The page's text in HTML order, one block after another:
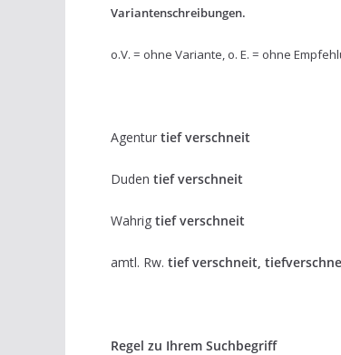
Variantenschreibungen.
o.V. = ohne Variante, o. E. = ohne
Agentur tief verschneit
Duden tief verschneit
Wahrig tief verschneit
amtl. Rw. tief verschneit,
Regel zu Ihrem Suchbegriff